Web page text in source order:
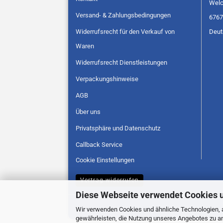
Diese Webseite verwendet Cookies
Wir verwenden Cookies und ähnliche
gewährleisten, die Nutzung unseres Angebotes zu
Versand- & Zahlungsbedingungen
Widerrufsrecht für den Verkauf von
Waren
Widerrufsrecht Dienstleistungen
Verpackungshinweise
AGB
Über uns
Privatsphäre und Datenschutz
Callback Service
Cookie Einstellungen
Vertrag widerrufen